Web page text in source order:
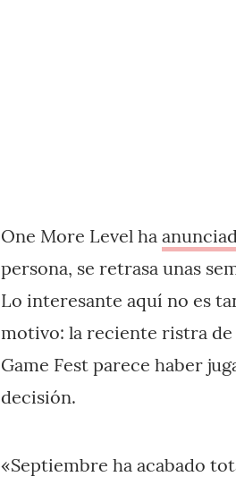
One More Level ha
persona, se retrasa unas
Lo interesante aquí no es
motivo: la reciente ristra de
Game Fest parece haber
decisión.
«Septiembre ha acabado